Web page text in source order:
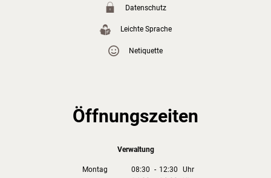
Datenschutz
Leichte Sprache
Netiquette
Öffnungszeiten
Verwaltung
Montag 08:30 - 12:30
Uhr